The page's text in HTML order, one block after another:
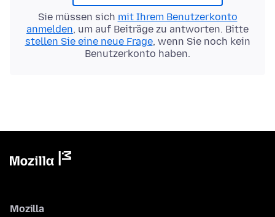
Sie müssen sich mit Ihrem Benutzerkonto
anmelden, um auf Beiträge zu antworten. Bitte
stellen Sie eine neue Frage, wenn Sie noch kein
Benutzerkonto haben.
Mozilla